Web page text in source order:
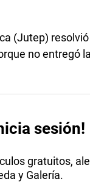
(Jutep)
no entregó
sesión!
gratuitos,
y Galería.